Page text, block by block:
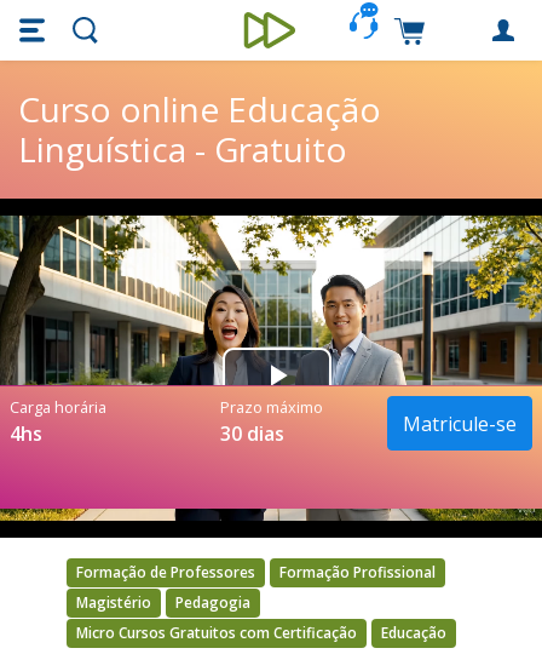
Skip main navigation
Skip to main content
Unieducar
Carrinho de
Curso online Educação
Linguística - Gratuito
Play
Carga horária
4hs
Prazo máximo
30 dias Matricule-se
Formação de Professores
Formação Profissional
Magistério
Pedagogia
Micro Cursos Gratuitos com Certificação
Educação